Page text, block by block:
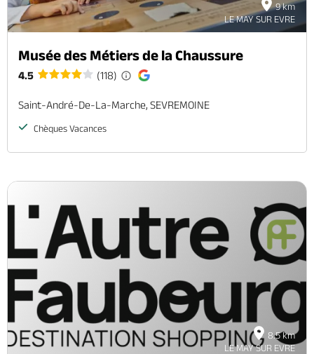
9 km
LE MAY SUR EVRE
Musée des Métiers de la Chaussure
4.5 (118)
Saint-André-De-La-Marche, SEVREMOINE
Chèques Vacances
8.5 km
LE MAY SUR EVRE